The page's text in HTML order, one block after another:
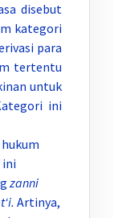
disebut
kategori
para
tertentu
untuk
ini
ini
zanni
Artinya,